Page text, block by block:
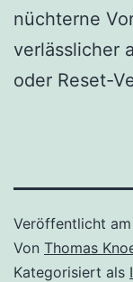
nüchterne
verlässlicher
oder Reset-
Veröffentlicht am
Von Thomas
Kategorisiert als